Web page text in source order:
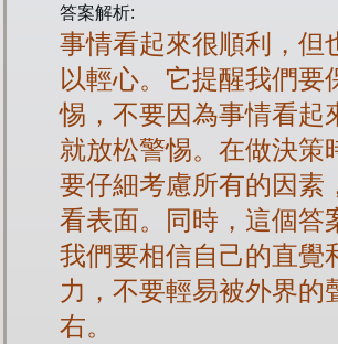
答案解析:
事情看起來很順利，但
以輕心。它提醒我們要
惕，不要因為事情看起
就放松警惕。在做決策
要仔細考慮所有的因素
看表面。同時，這個答
我們要相信自己的直覺
力，不要輕易被外界的
右。